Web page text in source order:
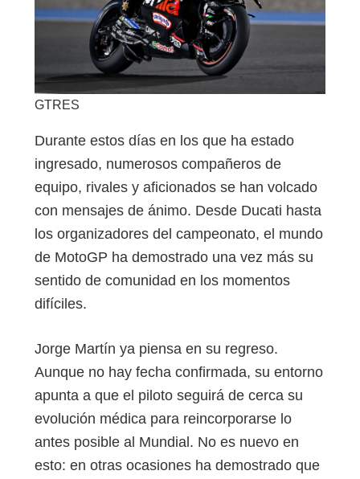
GTRES
Durante estos días en los que ha estado
ingresado, numerosos compañeros de
equipo, rivales y aficionados se han volcado
con mensajes de ánimo. Desde Ducati hasta
los organizadores del campeonato, el mundo
de MotoGP ha demostrado una vez más su
sentido de comunidad en los momentos
difíciles.
Jorge Martín ya piensa en su regreso.
Aunque no hay fecha confirmada, su entorno
apunta a que el piloto seguirá de cerca su
evolución médica para reincorporarse lo
antes posible al Mundial. No es nuevo en
esto: en otras ocasiones ha demostrado que